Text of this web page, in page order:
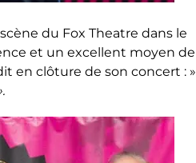
du Fox Theatre dans le
et un excellent moyen de
en clôture de son concert : »